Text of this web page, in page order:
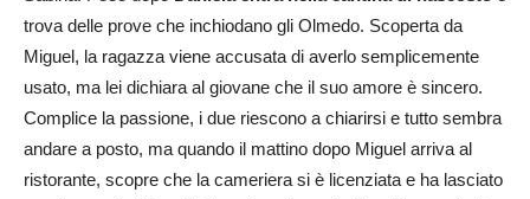
trova delle prove che inchiodano gli Olmedo. Scoperta da
Miguel, la ragazza viene accusata di averlo semplicemente
usato, ma lei dichiara al giovane che il suo amore è sincero.
Complice la passione, i due riescono a chiarirsi e tutto sembra
andare a posto, ma quando il mattino dopo Miguel arriva al
ristorante, scopre che la cameriera si è licenziata e ha lasciato